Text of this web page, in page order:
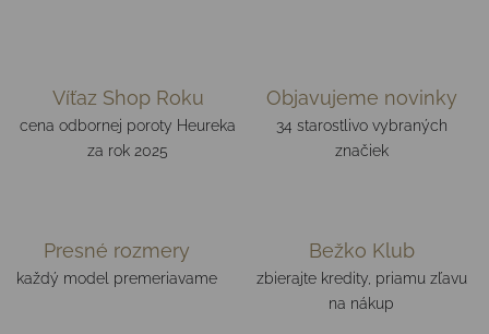
Víťaz Shop Roku
cena odbornej poroty Heureka
za rok 2025
Objavujeme novinky
34 starostlivo vybraných
značiek
Presné rozmery
každý model premeriavame
Bežko Klub
zbierajte kredity, priamu zľavu
na nákup